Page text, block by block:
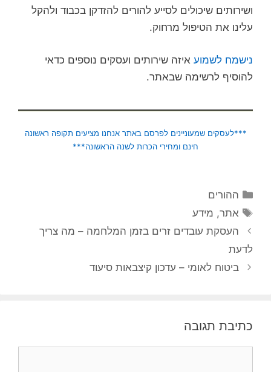
ושירותים שיכולים לסייע להורים להזדקן בכבוד ולהקל
עלינו את הטיפול מרחוק.
נישמח לשמוע איזה שירותים ועסקים נוספים כדאי
להוסיף לרשימה שבאתר.
***לעסקים שמעוניינים לפרסם באתר אנחנו מציעים תקופה ראשונה
חינם ומחירי הכרות לשנה הראשונה***
קטגוריות
ההורים
תגיות
אתר, מידע
העסקת עובדים זרים בזמן המלחמה – מה צריך
לדעת
ביטוח לאומי – עדכון קיצבאות סיעוד
כתיבת תגובה